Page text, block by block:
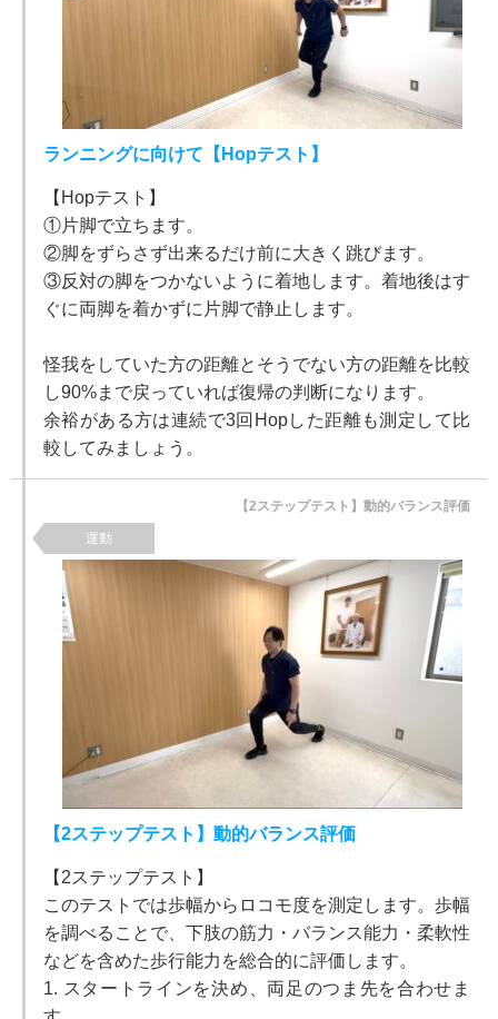
ランニングに向けて【Hopテスト】
【Hopテスト】
①片脚で立ちます。
②脚をずらさず出来るだけ前に大きく跳びます。
③反対の脚をつかないように着地します。着地後はす
ぐに両脚を着かずに片脚で静止します。
怪我をしていた方の距離とそうでない方の距離を比較
し90%まで戻っていれば復帰の判断になります。
余裕がある方は連続で3回Hopした距離も測定して比
較してみましょう。
【2ステップテスト】動的バランス評価
運動
【2ステップテスト】動的バランス評価
【2ステップテスト】
このテストでは歩幅からロコモ度を測定します。歩幅
を調べることで、下肢の筋力・バランス能力・柔軟性
などを含めた歩行能力を総合的に評価します。
1. スタートラインを決め、両足のつま先を合わせま